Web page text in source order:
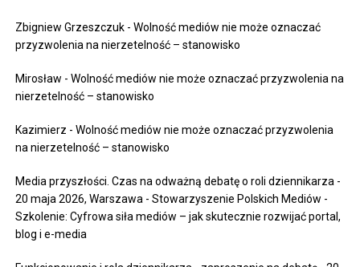
Zbigniew Grzeszczuk -Wolność mediów nie może oznaczać
przyzwolenia na nierzetelność – stanowisko
Mirosław -Wolność mediów nie może oznaczać przyzwolenia na
nierzetelność – stanowisko
Kazimierz -Wolność mediów nie może oznaczać przyzwolenia
na nierzetelność – stanowisko
Media przyszłości. Czas na odważną debatę o roli dziennikarza -
20 maja 2026, Warszawa - Stowarzyszenie Polskich Mediów -
Szkolenie: Cyfrowa siła mediów – jak skutecznie rozwijać portal,
blog i e-media